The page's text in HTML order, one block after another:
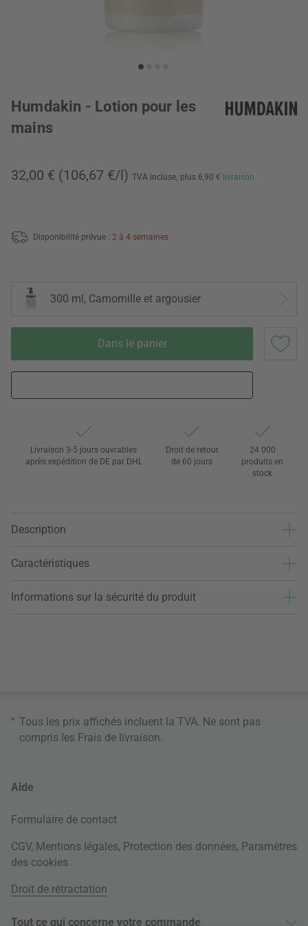
Humdakin - Lotion pour les
mains
32,00 € (106,67 €/l) TVA incluse, plus 6,90 € livraison
Disponibilité prévue : 2 à 4 semaines
300 ml, Camomille et argousier
Dans le panier
Livraison 3-5 jours ouvrables
après expédition de DE par DHL
Droit de retour
de 60 jours
24 000
produits en
stock
Description
Caractéristiques
Informations sur la sécurité du produit
* Tous les prix affichés incluent la TVA. Ne sont pas
compris les Frais de livraison
Aide
Formulaire de contact
CGV, Mentions légales, Protection des données, Paramètres
des cookies
Droit de rétractation
Tout ce qui concerne votre commande